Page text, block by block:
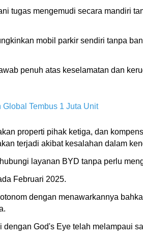
tugas mengemudi secara mandiri
mobil parkir sendiri tanpa
penuh atas keselamatan dan
Tembus 1 Juta Unit
properti pihak ketiga, dan
terjadi akibat kesalahan dalam
layanan BYD tanpa perlu
Februari 2025.
dengan menawarkannya
God's Eye telah melampaui